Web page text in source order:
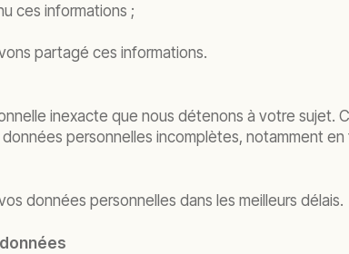
ces informations ;
partagé ces informations.
inexacte que nous détenons à votre sujet.
personnelles incomplètes, notamment
données personnelles dans les meilleurs délais.